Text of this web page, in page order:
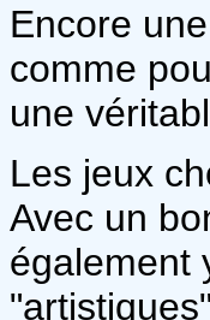
Encore
comme
une
Les jeux
Avec un
également